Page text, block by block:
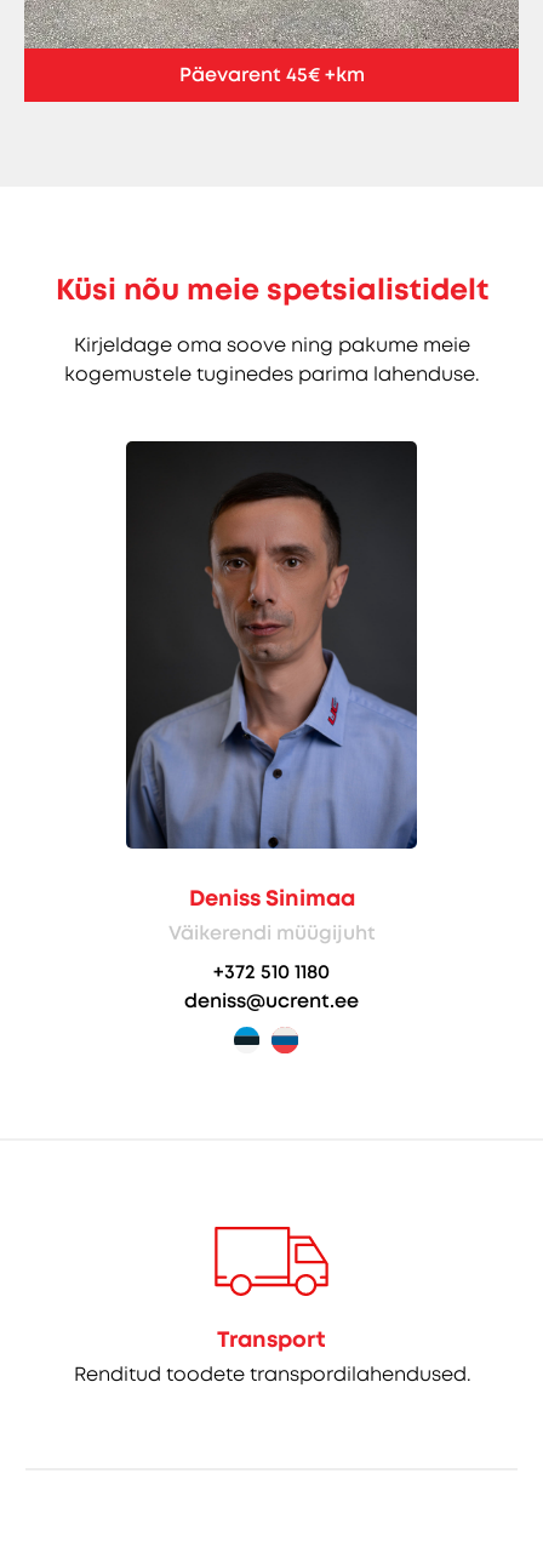
Päevarent 45€ +km
Küsi nõu meie spetsialistidelt
Kirjeldage oma soove ning pakume meie
kogemustele tuginedes parima lahenduse.
Deniss Sinimaa
Väikerendi müügijuht
+372 510 1180
deniss@ucrent.ee
Transport
Renditud toodete transpordilahendused.